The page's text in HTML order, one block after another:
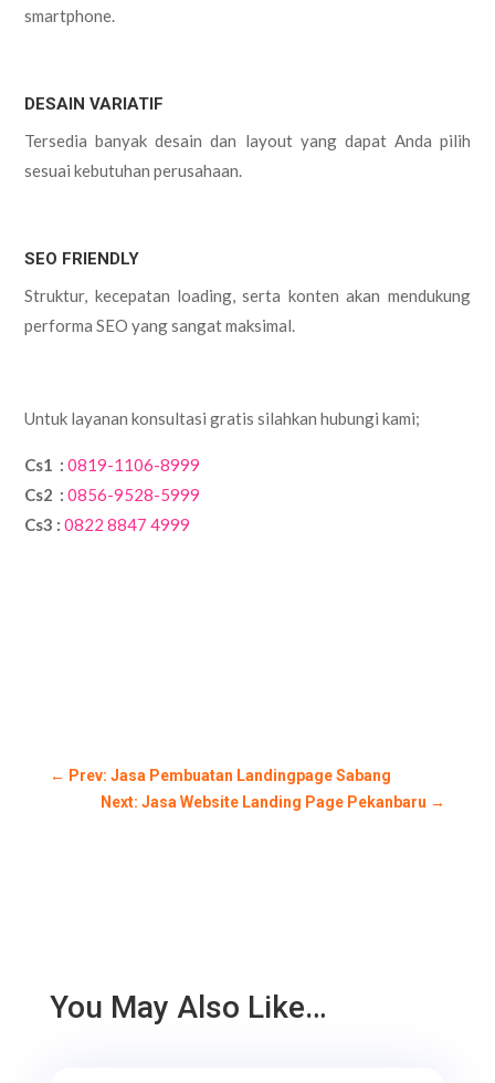
smartphone.
DESAIN VARIATIF
Tersedia banyak desain dan layout yang dapat Anda pilih
sesuai kebutuhan perusahaan.
SEO FRIENDLY
Struktur, kecepatan loading, serta konten akan mendukung
performa SEO yang sangat maksimal.
Untuk layanan konsultasi gratis silahkan hubungi kami;
Cs1 : 0819-1106-8999
Cs2 :0856-9528-5999
Cs3 :0822 8847 4999
← Prev: Jasa Pembuatan Landingpage Sabang
Next: Jasa Website Landing Page Pekanbaru →
You May Also Like…